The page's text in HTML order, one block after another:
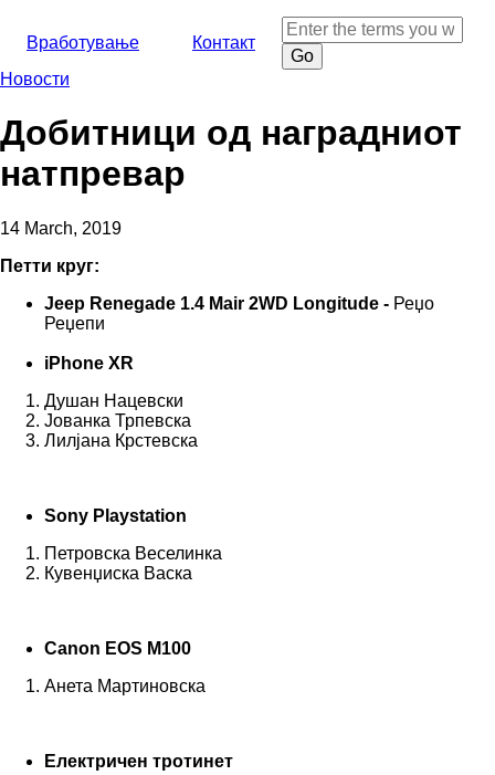
Вработување Контакт
Search
Новости
Добитници од наградниот
натпревар
14 March, 2019
Петти круг:
Jeep Renegade 1.4 Mair 2WD Longitude - Реџо
Реџепи
iPhone XR
Душан Нацевски
Јованка Трпевска
Лилјана Крстевска
Sony Playstation
Петровска Веселинка
Кувенџиска Васка
Canon EOS M100
Анета Мартиновска
Електричен тротинет